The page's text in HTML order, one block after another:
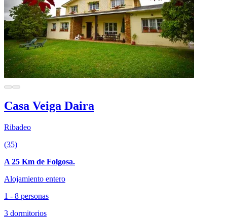
Casa Veiga Daira
Ribadeo
(35)
A 25 Km de Folgosa.
Alojamiento entero
1 - 8 personas
3 dormitorios